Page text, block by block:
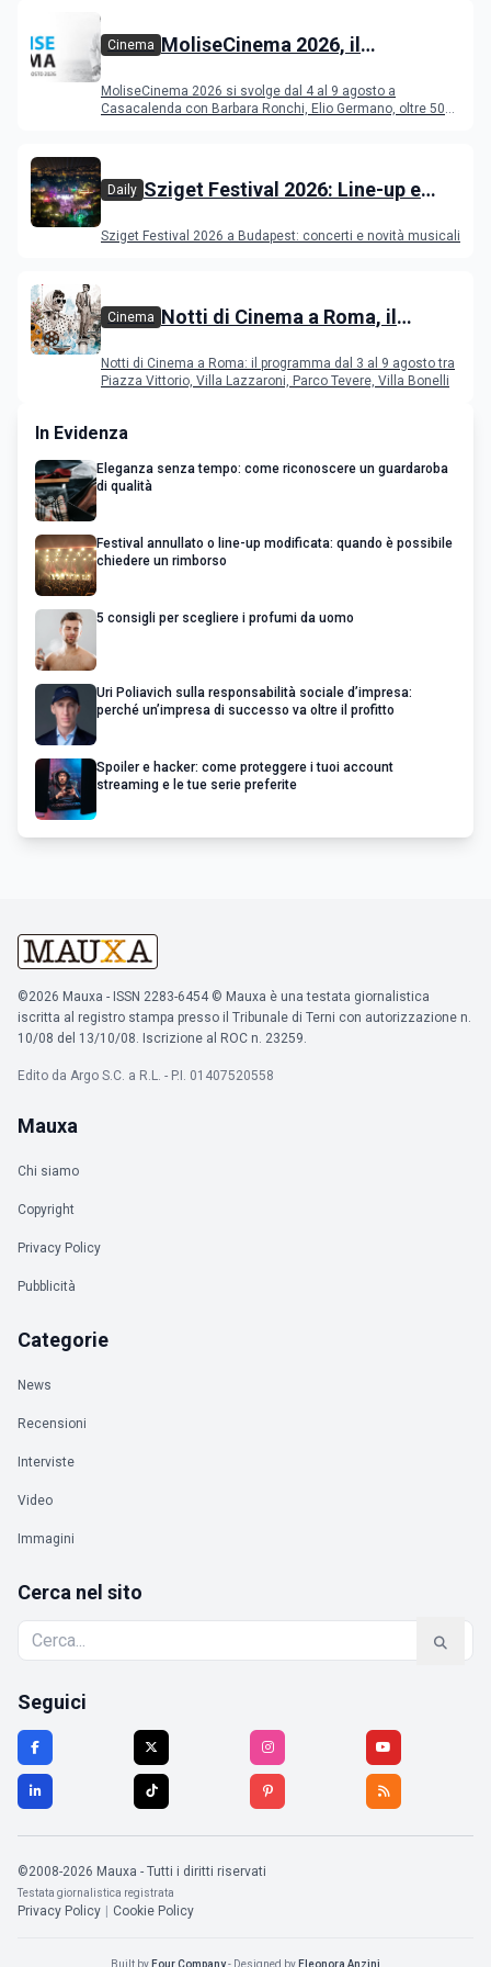
Cinema MoliseCinema 2026, il
MoliseCinema 2026 si svolge dal 4 al 9 agosto a
Casacalenda con Barbara Ronchi, Elio Germano, oltre 50
Daily Sziget Festival 2026: Line-up e
Sziget Festival 2026 a Budapest: concerti e novità musicali
Cinema Notti di Cinema a Roma, il
Notti di Cinema a Roma: il programma dal 3 al 9 agosto tra
Piazza Vittorio, Villa Lazzaroni, Parco Tevere, Villa Bonelli
In Evidenza
Eleganza senza tempo: come riconoscere un guardaroba
di qualità
Festival annullato o line-up modificata: quando è possibile
chiedere un rimborso
5 consigli per scegliere i profumi da uomo
Uri Poliavich sulla responsabilità sociale d’impresa:
perché un’impresa di successo va oltre il profitto
Spoiler e hacker: come proteggere i tuoi account
streaming e le tue serie preferite
©2026 Mauxa - ISSN 2283-6454 © Mauxa è una testata giornalistica
iscritta al registro stampa presso il Tribunale di Terni con autorizzazione n.
10/08 del 13/10/08. Iscrizione al ROC n. 23259.
Edito da Argo S.C. a R.L. - P.I. 01407520558
Mauxa
Chi siamo
Copyright
Privacy Policy
Pubblicità
Categorie
News
Recensioni
Interviste
Video
Immagini
Cerca nel sito
Seguici
©2008-2026 Mauxa - Tutti i diritti riservati
Testata giornalistica registrata
Privacy Policy Cookie Policy
Built by Four Company- Designed by Eleonora Anzini